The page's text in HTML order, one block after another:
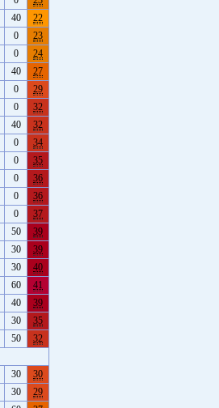
40
22
0
23
0
24
40
27
0
29
0
32
40
32
0
34
0
35
0
36
0
36
0
37
50
39
30
39
30
40
60
41
40
39
30
35
50
32
30
30
30
29